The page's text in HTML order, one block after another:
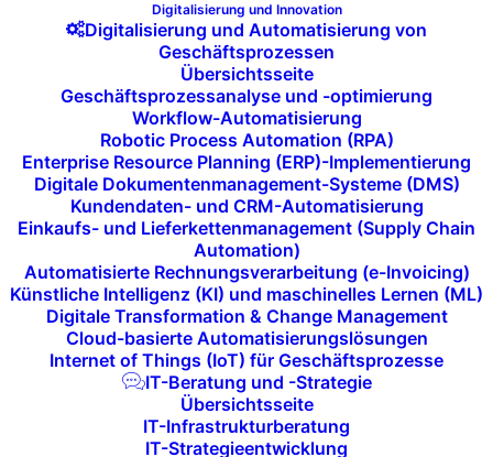
Digitalisierung und Innovation
Digitalisierung und Automatisierung von
Geschäftsprozessen
Übersichtsseite
Geschäftsprozessanalyse und -optimierung
Workflow-Automatisierung
Robotic Process Automation (RPA)
Enterprise Resource Planning (ERP)-Implementierung
Digitale Dokumentenmanagement-Systeme (DMS)
Kundendaten- und CRM-Automatisierung
Einkaufs- und Lieferkettenmanagement (Supply Chain
Automation)
Automatisierte Rechnungsverarbeitung (e-Invoicing)
Künstliche Intelligenz (KI) und maschinelles Lernen (ML)
Digitale Transformation & Change Management
Cloud-basierte Automatisierungslösungen
Internet of Things (IoT) für Geschäftsprozesse
IT-Beratung und -Strategie
Übersichtsseite
IT-Infrastrukturberatung
IT-Strategieentwicklung
Die ISE ist heute der globale Referenzpunkt für:
professionelle Display- und LED-Technologien
Digital-Signage-Infrastrukturen
CMS- und Content-Orchestrierungsplattformen
AV-Over-IP-Architekturen
Konferenzraum- und Workplace-Technologien
Steuerungs- und Integrationslösungen
Auffällig war in diesem Jahr die nochmals gestiegene
Internationalität, sowohl auf Aussteller- als auch auf
Besucherseite. Hersteller präsentierten ihre
Neuheiten nicht mehr regional differenziert, sondern
klar global ausgerichtet. Produktlinien werden
zunehmend weltweit synchron eingeführt, mit